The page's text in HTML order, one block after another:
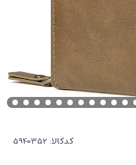
کدکالا: